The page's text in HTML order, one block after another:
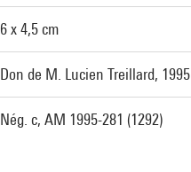
6 x 4,5 cm
Don de M. Lucien Treillard, 1995
Nég. c, AM 1995-281 (1292)